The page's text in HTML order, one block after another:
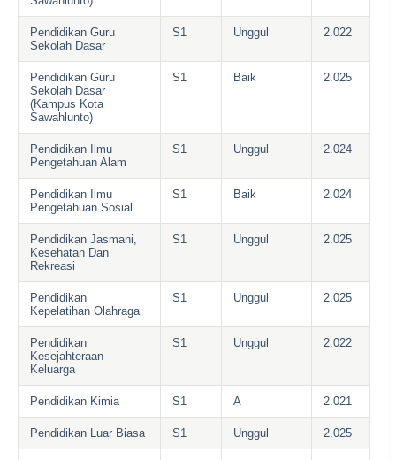
Pendidikan Guru
Sekolah Dasar
S1 Unggul 2.022
Pendidikan Guru
Sekolah Dasar
(Kampus Kota
Sawahlunto)
S1 Baik 2.025
Pendidikan Ilmu
Pengetahuan Alam
S1 Unggul 2.024
Pendidikan Ilmu
Pengetahuan Sosial
S1 Baik 2.024
Pendidikan Jasmani,
Kesehatan Dan
Rekreasi
S1 Unggul 2.025
Pendidikan
Kepelatihan Olahraga
S1 Unggul 2.025
Pendidikan
Kesejahteraan
Keluarga
S1 Unggul 2.022
Pendidikan Kimia S1 A 2.021
Pendidikan Luar Biasa S1 Unggul 2.025